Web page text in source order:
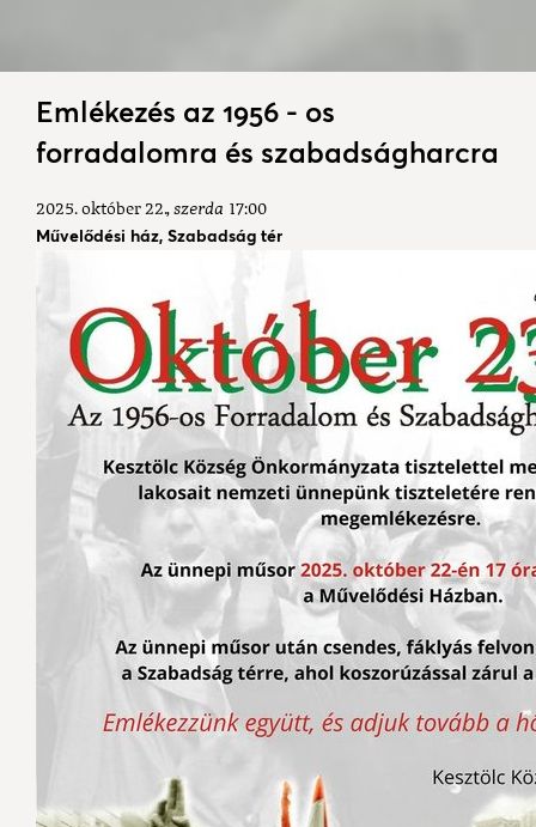
Emlékezés az 1956 - os
forradalomra és szabadságharcra
2025. október 22. szerda 17:00
Művelődési ház, Szabadság tér